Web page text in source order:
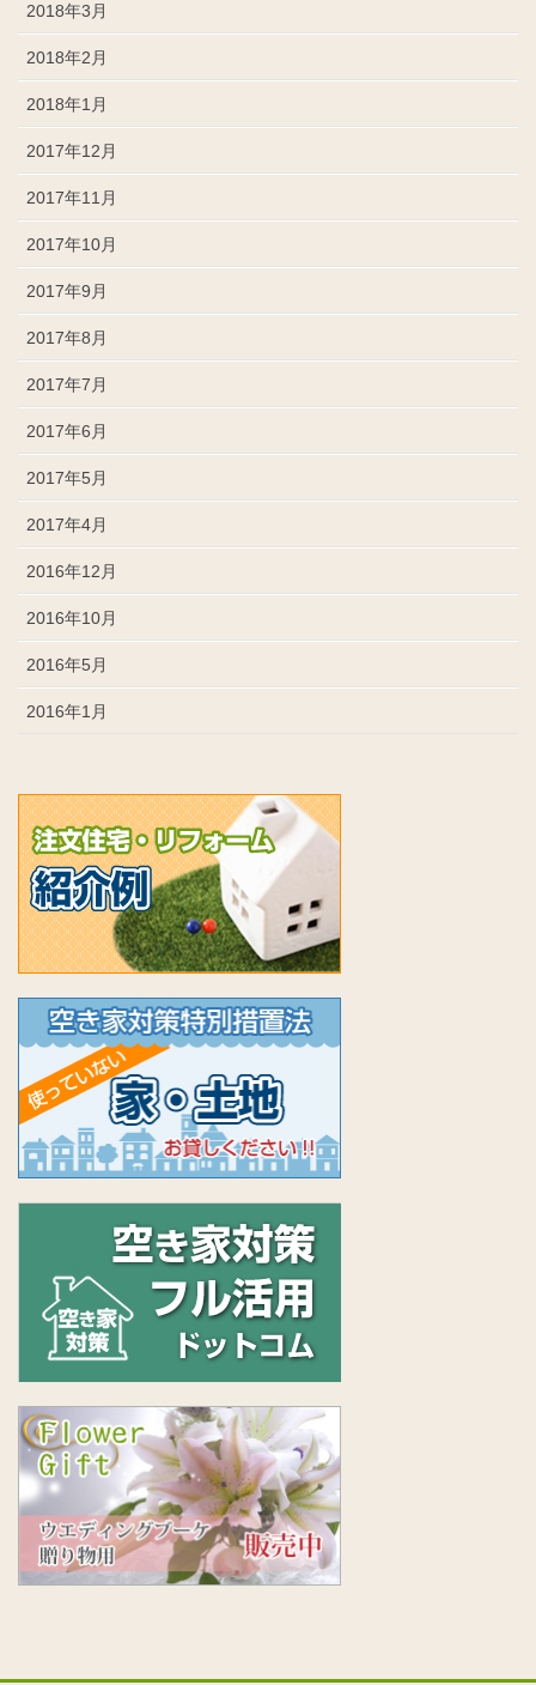
2018年3月
2018年2月
2018年1月
2017年12月
2017年11月
2017年10月
2017年9月
2017年8月
2017年7月
2017年6月
2017年5月
2017年4月
2016年12月
2016年10月
2016年5月
2016年1月